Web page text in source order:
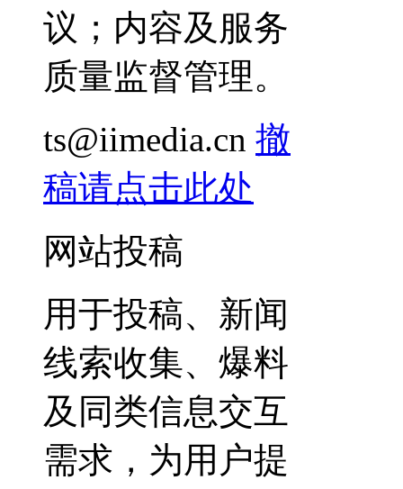
议；内容及服务
质量监督管理。
ts@iimedia.cn 撤
稿请点击此处
网站投稿
用于投稿、新闻
线索收集、爆料
及同类信息交互
需求，为用户提